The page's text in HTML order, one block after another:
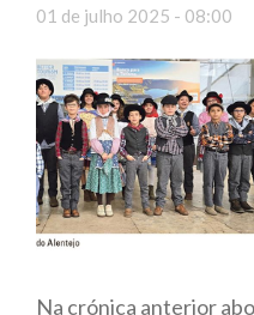
01 de julho 2025 - 08:00
Na crónica anterior